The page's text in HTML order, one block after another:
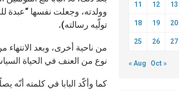
وولدته، وجعلت نفسها “عبدة
تولّيه رسالته).
من ناحية أخرى، وبعد الانتهاء
نوع من العنف في الحياة
كما وأكّد البابا في كلمته أنّه
11 12 13
18 19 20
25 26 27
« Aug Oct »